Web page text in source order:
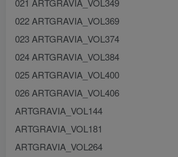
021 ARTGRAVIA_VOL349
022 ARTGRAVIA_VOL369
023 ARTGRAVIA_VOL374
024 ARTGRAVIA_VOL384
025 ARTGRAVIA_VOL400
026 ARTGRAVIA_VOL406
ARTGRAVIA_VOL144
ARTGRAVIA_VOL181
ARTGRAVIA_VOL264